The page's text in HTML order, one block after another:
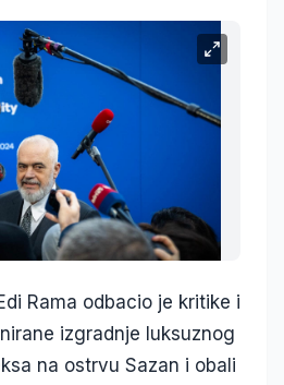
Rama odbacio je kritike i
izgradnje luksuznog
na ostrvu Sazan i obali